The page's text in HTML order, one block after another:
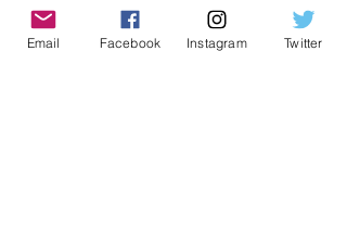
Entrevista
Posts recentes Ver tudo
Email Facebook Instagram Twitter